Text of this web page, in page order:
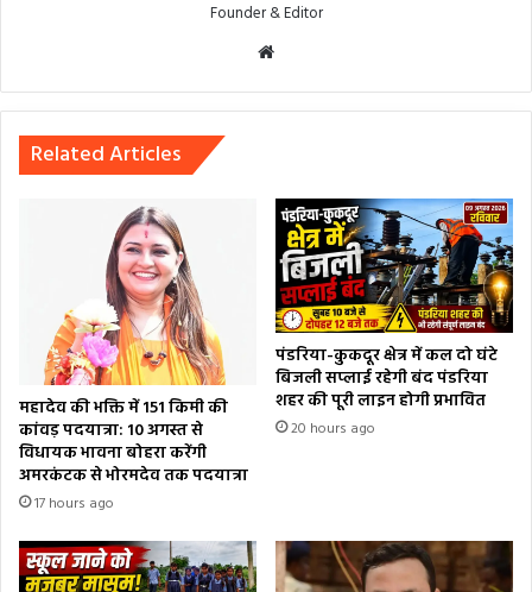
Founder & Editor
Related Articles
महादेव की भक्ति में 151 किमी की
कांवड़ पदयात्रा: 10 अगस्त से
विधायक भावना बोहरा करेंगी
अमरकंटक से भोरमदेव तक पदयात्रा
17 hours ago
पंडरिया-कुकदूर क्षेत्र में कल दो घंटे
बिजली सप्लाई रहेगी बंद पंडरिया
शहर की पूरी लाइन होगी प्रभावित
20 hours ago